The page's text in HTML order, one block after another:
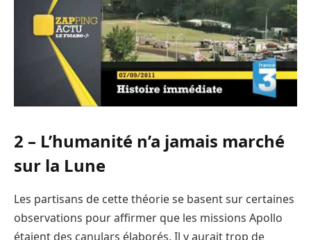
2 – L’humanité n’a jamais marché
sur la Lune
Les partisans de cette théorie se basent sur certaines
observations pour affirmer que les missions Apollo
étaient des canulars élaborés. Il y aurait trop de